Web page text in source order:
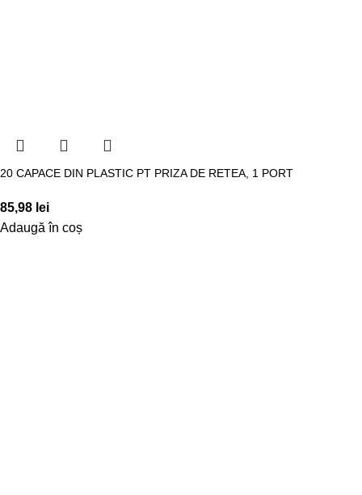
20 CAPACE DIN PLASTIC PT PRIZA DE RETEA, 1 PORT
85,98 lei
Adaugă în coș